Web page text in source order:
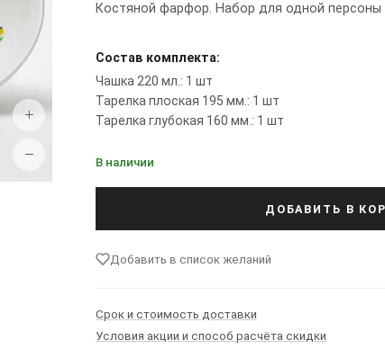
+
−
Костяной фарфор. Набор для одной персоны
Состав комплекта:
Чашка 220 мл.: 1 шт
Тарелка плоская 195 мм.: 1 шт
Тарелка глубокая 160 мм.: 1 шт
В наличии
ДОБАВИТЬ В
Добавить в список желаний
Срок и стоимость доставки
Условия акции и способ расчёта скидки